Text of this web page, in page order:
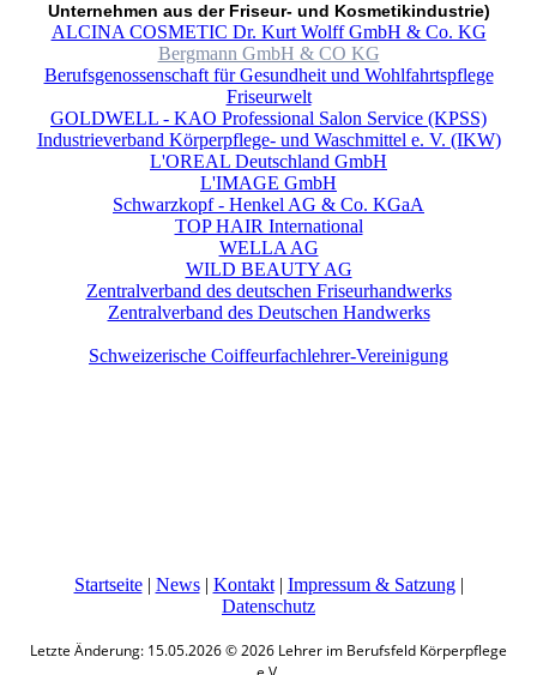
Unternehmen aus der Friseur- und Kosmetikindustrie)
ALCINA COSMETIC Dr. Kurt Wolff GmbH & Co. KG
Bergmann GmbH & CO KG
Berufsgenossenschaft für Gesundheit und Wohlfahrtspflege
Friseurwelt
GOLDWELL - KAO Professional Salon Service (KPSS)
Industrieverband Körperpflege- und Waschmittel e. V. (IKW)
L'OREAL Deutschland GmbH
L'IMAGE GmbH
Schwarzkopf - Henkel AG & Co. KGaA
TOP HAIR International
WELLA AG
WILD BEAUTY AG
Zentralverband des deutschen Friseurhandwerks
Zentralverband des Deutschen Handwerks
Schweizerische Coiffeurfachlehrer-Vereinigung
Startseite| News| Kontakt| Impressum & Satzung|
Datenschutz
Letzte Änderung: 15.05.2026 © 2026 Lehrer im Berufsfeld Körperpflege